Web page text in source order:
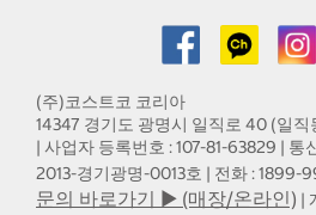
(주)코스트코 코리아
14347 경기도 광명시 일직로 40 (일직
| 사업자 등록번호 : 107-81-63829 | 통
2013-경기광명-0013호 | 전화 : 1899-
문의 바로가기 ▶ (매장/온라인) |